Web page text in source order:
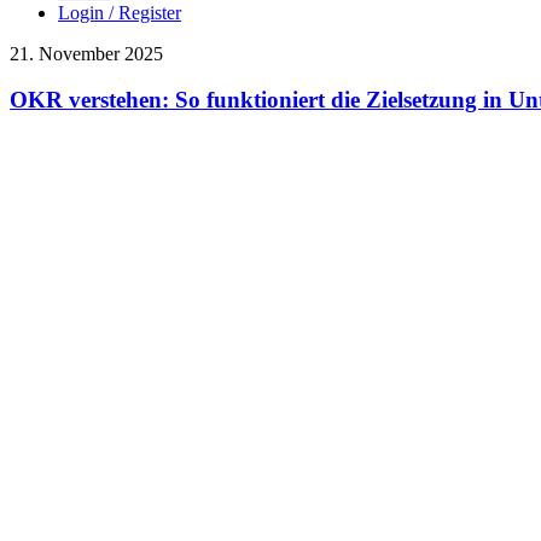
Login / Register
21. November 2025
OKR verstehen: So funktioniert die Zielsetzung in